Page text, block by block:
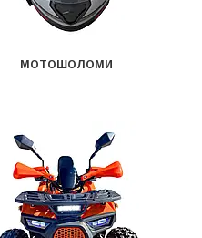
МОТОШОЛОМИ